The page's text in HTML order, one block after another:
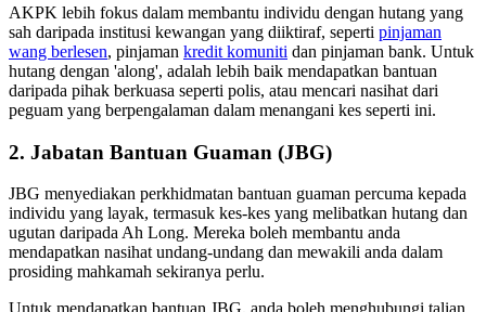
AKPK lebih fokus dalam membantu individu dengan hutang yang
sah daripada institusi kewangan yang diiktiraf, seperti pinjaman
wang berlesen, pinjaman kredit komuniti dan pinjaman bank. Untuk
hutang dengan 'along', adalah lebih baik mendapatkan bantuan
daripada pihak berkuasa seperti polis, atau mencari nasihat dari
peguam yang berpengalaman dalam menangani kes seperti ini.
2. Jabatan Bantuan Guaman (JBG)
JBG menyediakan perkhidmatan bantuan guaman percuma kepada
individu yang layak, termasuk kes-kes yang melibatkan hutang dan
ugutan daripada Ah Long. Mereka boleh membantu anda
mendapatkan nasihat undang-undang dan mewakili anda dalam
prosiding mahkamah sekiranya perlu.